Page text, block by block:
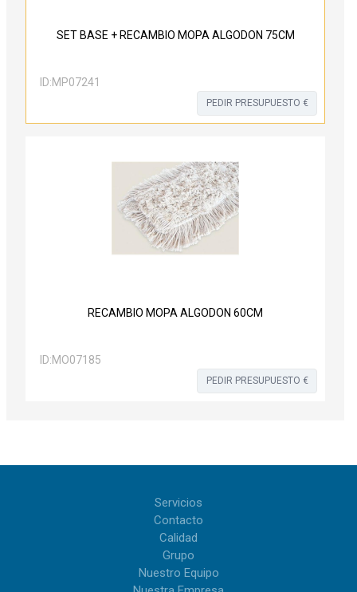
SET BASE + RECAMBIO MOPA ALGODON 75CM
ID:MP07241
PEDIR PRESUPUESTO €
RECAMBIO MOPA ALGODON 60CM
ID:MO07185
PEDIR PRESUPUESTO €
Servicios
Contacto
Calidad
Grupo
Nuestro Equipo